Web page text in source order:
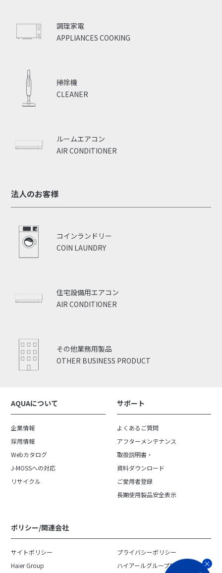
APPLIANCES COOKING
調理家電
CLEANER
掃除機
AIR CONDITIONER
ルームエアコン
法人のお客様
COIN LAUNDRY
コインランドリー
AIR CONDITIONER
住宅設備用エアコン
OTHER BUSINESS PRODUCT
その他業務用製品
AQUAについて
企業情報
採用情報
Webカタログ
J-MOSSへの対応
リサイクル
サポート
よくあるご質問
アフターメンテナンス
取扱説明書・
資料ダウンロード
ご愛用者登録
長期使用製品安全表示
ポリシー/関連会社
サイトポリシー
プライバシーポリシー
Haier Group
ハイアールグループ日本地域